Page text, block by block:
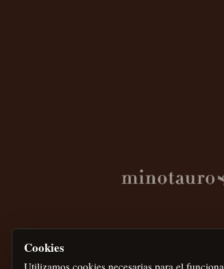
Cookies
Utilizamos cookies necesarias para el